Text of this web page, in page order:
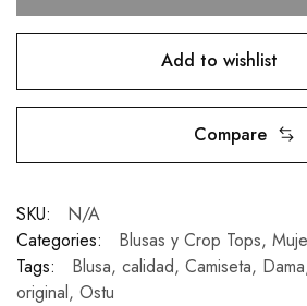
Add to wishlist
Compare
SKU:
N/A
Categories:
Blusas y Crop Tops,
Tags:
Blusa, calidad, Camiseta, Dama
original, Ostu